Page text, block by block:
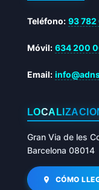
Teléfono: 93 782
Móvil: 634 200
Email:
Gran Via de les
Barcelona 08014
CÓMO